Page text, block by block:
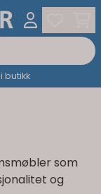
butikk
som
og